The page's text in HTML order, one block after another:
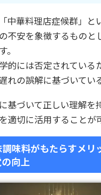
中華料理店症候群」と
不安を象徴するものと
。
的には否定されている
れの誤解に基づいてい
基づいて正しい理解を
適切に活用することが
調味料がもたらすメリ
向上